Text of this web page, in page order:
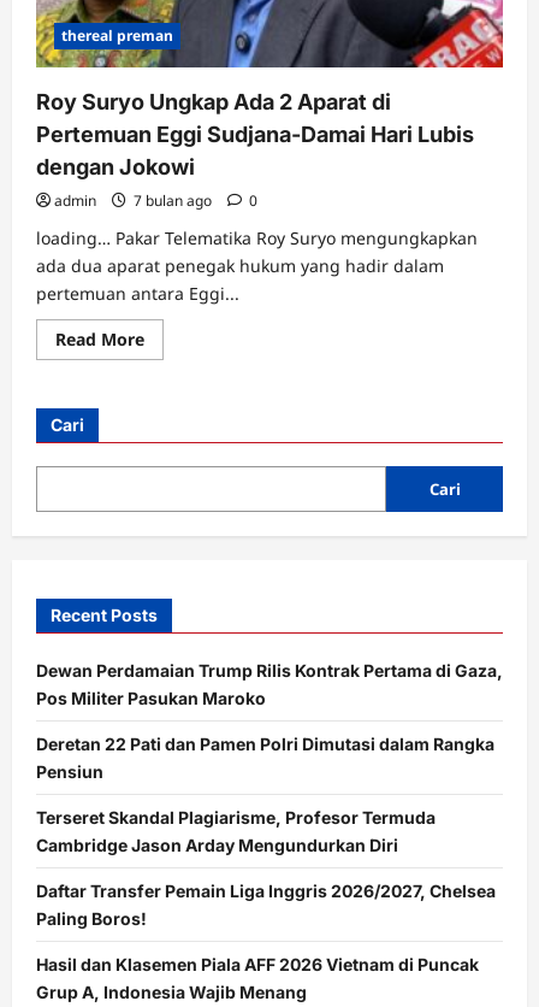
thereal preman
Roy Suryo Ungkap Ada 2 Aparat di
Pertemuan Eggi Sudjana-Damai Hari Lubis
dengan Jokowi
admin 7 bulan ago 0
loading… Pakar Telematika Roy Suryo mengungkapkan
ada dua aparat penegak hukum yang hadir dalam
pertemuan antara Eggi...
Read MoreRead
more
Ada
Aparat
Pertemuan
Sudjana-
dengan
Jokowi
Cari
Cari
Recent Posts
Dewan Perdamaian Trump Rilis Kontrak Pertama di Gaza,
Pos Militer Pasukan Maroko
Deretan 22 Pati dan Pamen Polri Dimutasi dalam Rangka
Pensiun
Terseret Skandal Plagiarisme, Profesor Termuda
Cambridge Jason Arday Mengundurkan Diri
Daftar Transfer Pemain Liga Inggris 2026/2027, Chelsea
Paling Boros!
Hasil dan Klasemen Piala AFF 2026 Vietnam di Puncak
Grup A, Indonesia Wajib Menang